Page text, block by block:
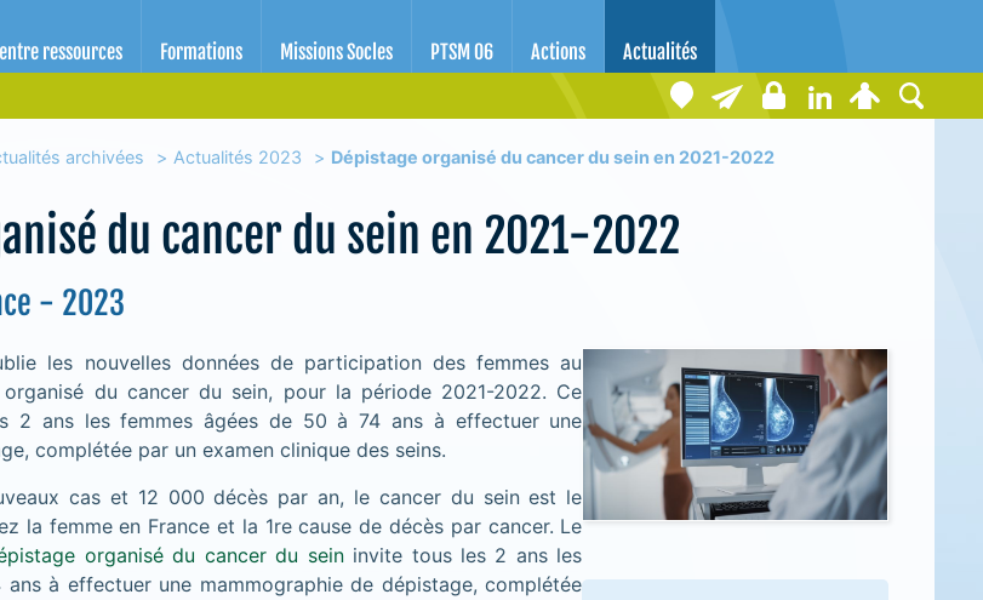
pour la santé des Alpes-Maritimes
ressources Formations Missions Socles PTSM 06 Actions Actualités
archivées Actualités 2023 Dépistage organisé du cancer du sein en 2021-2022
du cancer du sein en 2021-2022
- 2023
les nouvelles données de participation des femmes au
du cancer du sein, pour la période 2021-2022. Ce
2 ans les femmes âgées de 50 à 74 ans à effectuer une
complétée par un examen clinique des seins.
cas et 12 000 décès par an, le cancer du sein est le
la femme en France et la 1re cause de décès par cancer. Le
organisé du cancer du seininvite tous les 2 ans les
à effectuer une mammographie de dépistage, complétée